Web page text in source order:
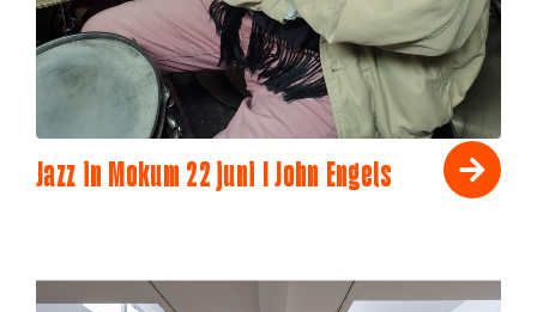
Jazz in Mokum 22 juni I John Engels